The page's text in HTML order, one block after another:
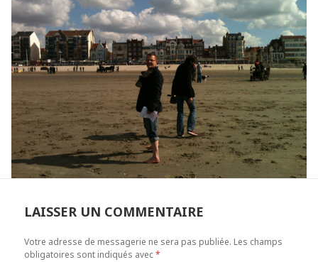
LAISSER UN COMMENTAIRE
Votre adresse de messagerie ne sera pas publiée. Les champs
obligatoires sont indiqués avec*